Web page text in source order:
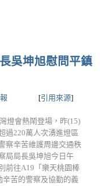
吳坤旭慰問平鎮
[引用來源]
燈會熱鬧登場，昨(15)
過220萬人次湧進燈區
察辛苦維護周邊交通秩
局局長吳坤旭今日午
前往A19「樂天桃園棒
苦的警察及協勤的義